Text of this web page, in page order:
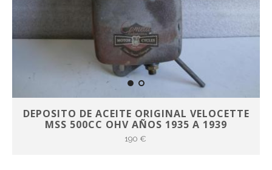
DEPOSITO DE ACEITE ORIGINAL VELOCETTE
MSS 500CC OHV AÑOS 1935 A 1939
190 €